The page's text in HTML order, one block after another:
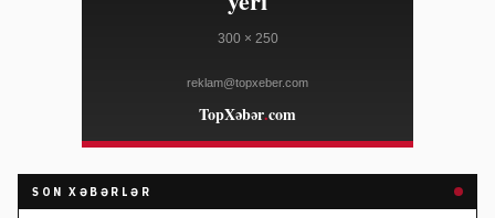
SON XƏBƏRLƏR